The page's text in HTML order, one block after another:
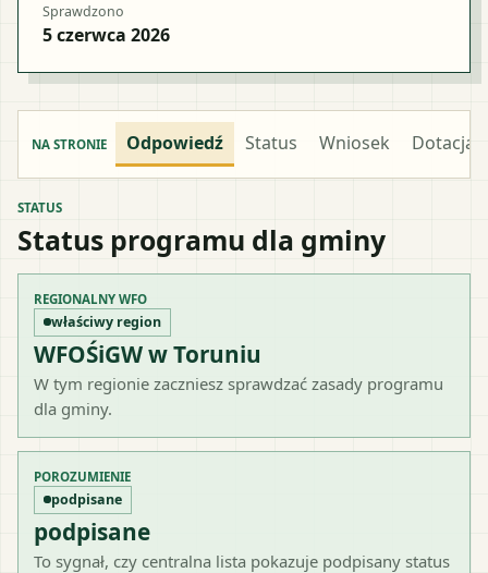
Sprawdzono
5 czerwca 2026
NA STRONIE Odpowiedź Status Wniosek Dotacja
STATUS
Status programu dla gminy
REGIONALNY WFO
właściwy region
WFOŚiGW w Toruniu
W tym regionie zaczniesz sprawdzać zasady programu
dla gminy.
POROZUMIENIE
podpisane
podpisane
To sygnał, czy centralna lista pokazuje podpisany status